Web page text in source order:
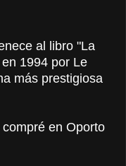
al libro "La
1994 por Le
más prestigiosa
en Oporto